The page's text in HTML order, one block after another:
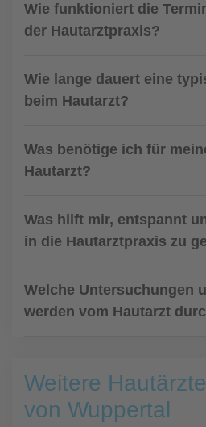
Wie funktioniert die
der Hautarztpraxis?
Wie lange dauert eine
beim Hautarzt?
Was benötige ich für
Hautarzt?
Was hilft mir, entspannt
in die Hautarztpraxis zu
Welche Untersuchungen
werden vom Hautarzt
Weitere
von Wuppertal